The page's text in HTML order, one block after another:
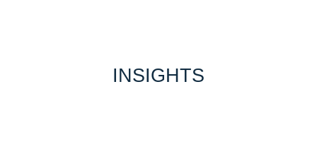
INSIGHTS